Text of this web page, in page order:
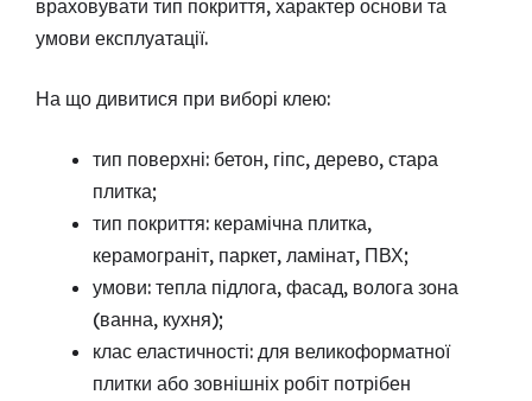
враховувати тип покриття, характер основи та
умови експлуатації.
На що дивитися при виборі клею:
тип поверхні: бетон, гіпс, дерево, стара
плитка;
тип покриття: керамічна плитка,
керамограніт, паркет, ламінат, ПВХ;
умови: тепла підлога, фасад, волога зона
(ванна, кухня);
клас еластичності: для великоформатної
плитки або зовнішніх робіт потрібен